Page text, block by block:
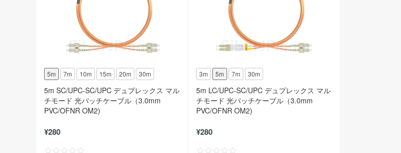
5m 7m 10m 15m 20m 30m
5m SC/UPC-SC/UPC デュプレックス マル
チモード 光パッチケーブル（3.0mm
PVC/OFNR OM2)
¥280
3m 5m 7m 30m
5m LC/UPC-SC/UPC デュプレックス マル
チモード 光パッチケーブル（3.0mm
PVC/OFNR OM2)
¥280